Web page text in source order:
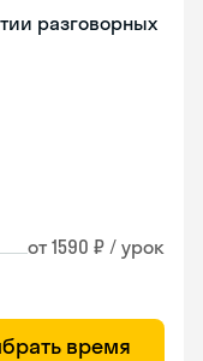
разговорных
от 1590 ₽ / урок
время